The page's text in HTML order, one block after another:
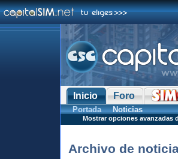
Inicio Foro
Portada Noticias
Mostrar opciones avanzadas
Archivo de